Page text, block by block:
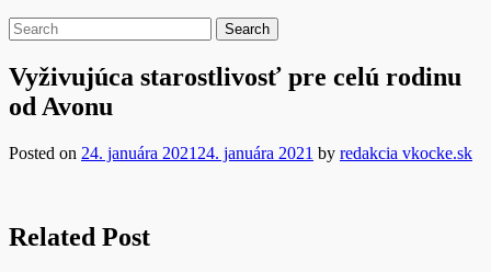
Vyživujúca starostlivosť pre celú rodinu
od Avonu
Posted on 24. januára 2021 24. januára 2021 by redakcia vkocke.sk
Related Post